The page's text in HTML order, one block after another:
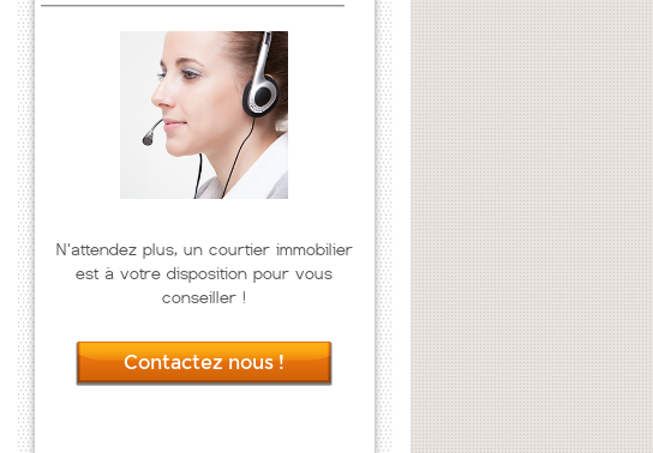
N'attendez plus, un courtier immobilier
est à votre disposition pour vous
conseiller !
Contactez nous !